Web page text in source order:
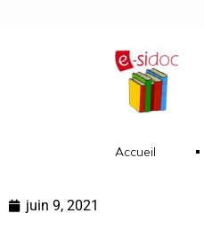
Accueil
juin 9, 2021